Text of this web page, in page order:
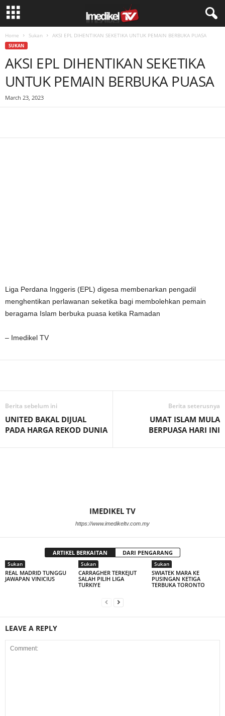
Home Sukan AKSI EPL DIHENTIKAN SEKETIKA UNTUK PEMAIN BERBUKA PUASA
SUKAN
AKSI EPL DIHENTIKAN SEKETIKA
UNTUK PEMAIN BERBUKA PUASA
March 23, 2023
Liga Perdana Inggeris (EPL) digesa membenarkan pengadil
menghentikan perlawanan seketika bagi membolehkan pemain
beragama Islam berbuka puasa ketika Ramadan
– Imedikel TV
Berita sebelum ini
UNITED BAKAL DIJUAL
PADA HARGA REKOD DUNIA
Berita seterusnya
UMAT ISLAM MULA
BERPUASA HARI INI
IMEDIKEL TV
https://www.imedikeltv.com.my
ARTIKEL BERKAITAN DARI PENGARANG
Sukan
REAL MADRID TUNGGU
JAWAPAN VINICIUS
Sukan
CARRAGHER TERKEJUT
SALAH PILIH LIGA
TURKIYE
Sukan
SWIATEK MARA KE
PUSINGAN KETIGA
TERBUKA TORONTO
LEAVE A REPLY